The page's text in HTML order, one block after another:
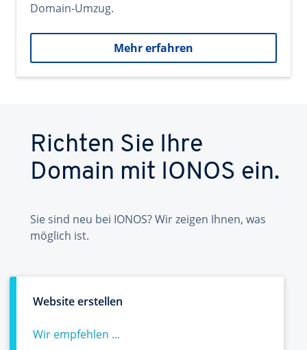
Domain-Umzug.
Mehr erfahren
Richten Sie Ihre
Domain mit IONOS ein.
Sie sind neu bei IONOS? Wir zeigen Ihnen, was
möglich ist.
Website erstellen
Wir empfehlen ...